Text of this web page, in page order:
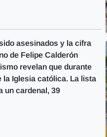
asesinados y la cifra
de Felipe Calderón
revelan que durante
la Iglesia católica. La lista
un cardenal, 39